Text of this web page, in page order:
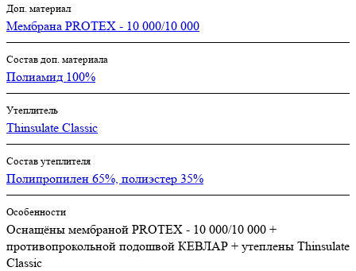
Доп. материал
Мембрана PROTEX - 10 000/10 000
Состав доп. материала
Полиамид 100%
Утеплитель
Thinsulate Classic
Состав утеплителя
Полипропилен 65%, полиэстер 35%
Особенности
Оснащёны мембраной PROTEX - 10 000/10 000 +
противопрокольной подошвой КЕВЛАР + утеплены Thinsulate
Classic